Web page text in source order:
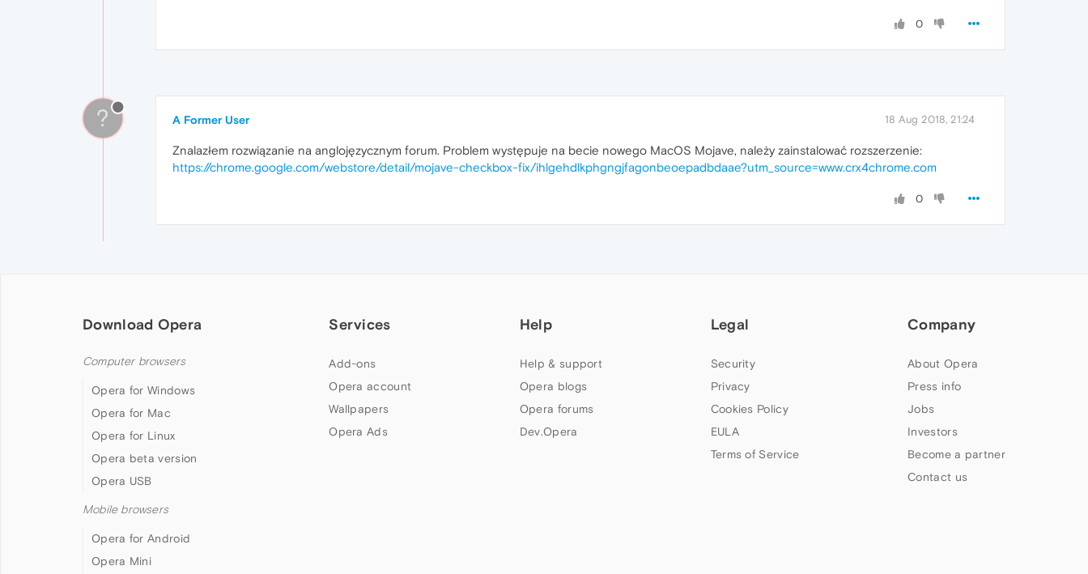
0
? A Former User 18 Aug 2018, 21:24
Znalazłem rozwiązanie na anglojęzycznym forum. Problem występuje na becie nowego MacOS Mojave, należy zainstalować rozszerzenie:
https://chrome.google.com/webstore/detail/mojave-checkbox-fix/ihlgehdlkphgngjfagonbeoepadbdaae?utm_source=www.crx4chrome.com
0
Download Opera
Computer browsers
Opera for Windows
Opera for Mac
Opera for Linux
Opera beta version
Opera USB
Mobile browsers
Opera for Android
Opera Mini
Services
Add-ons
Opera account
Wallpapers
Opera Ads
Help
Help & support
Opera blogs
Opera forums
Dev.Opera
Legal
Security
Privacy
Cookies Policy
EULA
Terms of Service
Company
About Opera
Press info
Jobs
Investors
Become a partner
Contact us